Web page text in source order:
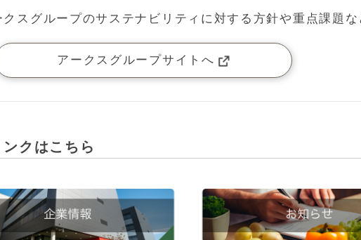
クスグループのサステナビリティに対する方針や重点課題な
アークスグループサイトへ
ンクはこちら